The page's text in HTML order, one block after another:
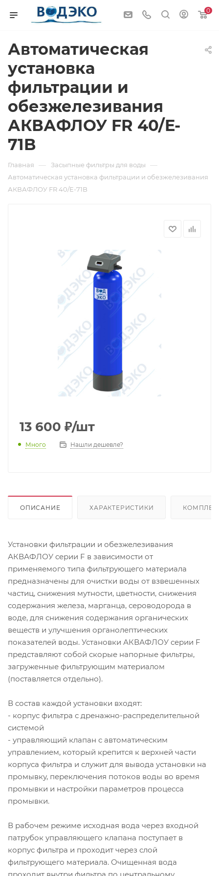
0
Автоматическая
установка
фильтрации и
обезжелезивания
АКВАФЛОУ FR 40/E-
71B
Главная — Засыпные фильтры для воды —
Автоматическая установка фильтрации и обезжелезивания
АКВАФЛОУ FR 40/E-71B
13 600 ₽/шт
Много Нашли дешевле?
ОПИСАНИЕ ХАРАКТЕРИСТИКИ
Установки фильтрации и обезжелезивания
АКВАФЛОУ серии F в зависимости от
применяемого типа фильтрующего материала
предназначены для очистки воды от взвешенных
частиц, снижения мутности, цветности, снижения
содержания железа, марганца, сероводорода в
воде, для снижения содержания органических
веществ и улучшения органолептических
показателей воды. Установки АКВАФЛОУ серии F
представляют собой скорые напорные фильтры,
загруженные фильтрующим материалом
(поставляется отдельно).
В состав каждой установки входят:
- корпус фильтра с дренажно-распределительной
системой
- управляющий клапан с автоматическим
управлением, который крепится к верхней части
корпуса фильтра и служит для вывода установки на
промывку, переключения потоков воды во время
промывки и настройки параметров процесса
промывки.
В рабочем режиме исходная вода через входной
патрубок управляющего клапана поступает в
корпус фильтра и проходит через слой
фильтрующего материала. Очищенная вода